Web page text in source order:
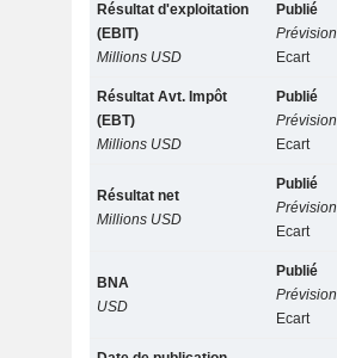
Résultat d'exploitation
(EBIT)
Millions USD
Publié
Prévision
Ecart
Résultat Avt. Impôt
(EBT)
Millions USD
Publié
Prévision
Ecart
Résultat net
Millions USD
Publié
Prévision
Ecart
BNA
USD
Publié
Prévision
Ecart